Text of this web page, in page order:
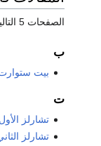
الصفحات 5 التالية مصنّفة بهذا التصنيف، من إجمالي 5.
ب
بيت
ت
تشارلز
تشارلز